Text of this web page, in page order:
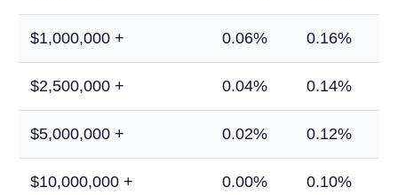
$1,000,000 + 0.06% 0.16%
$2,500,000 + 0.04% 0.14%
$5,000,000 + 0.02% 0.12%
$10,000,000 + 0.00% 0.10%